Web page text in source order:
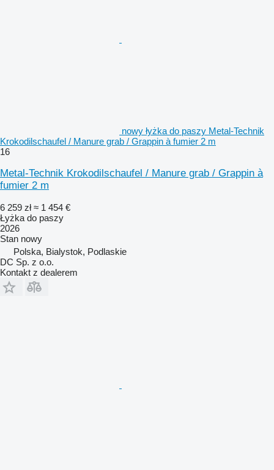
nowy łyżka do paszy Metal-Technik
Krokodilschaufel / Manure grab / Grappin à fumier 2 m
16
Metal-Technik Krokodilschaufel / Manure grab / Grappin à
fumier 2 m
6 259 zł ≈ 1 454 €
Łyżka do paszy
2026
Stan nowy
Polska, Bialystok, Podlaskie
DC Sp. z o.o.
Kontakt z dealerem